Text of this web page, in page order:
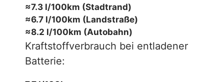
≈7.3 l/100km (Stadtrand)
≈6.7 l/100km (Landstraße)
≈8.2 l/100km (Autobahn)
Kraftstoffverbrauch bei entladener
Batterie: